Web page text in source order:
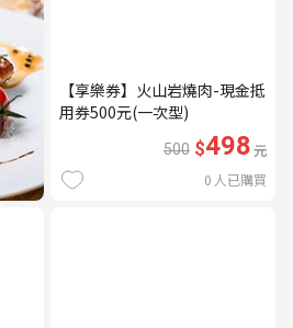
【享樂券】火山岩燒肉-現金抵
用券500元(一次型)
500 $498元
0 人已購買